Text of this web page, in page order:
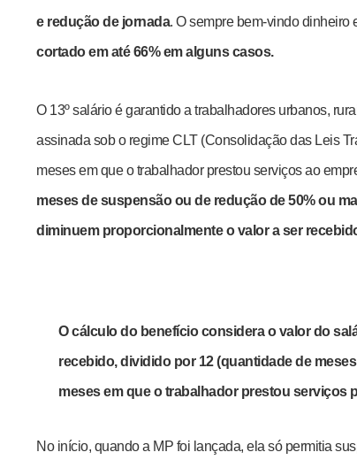
e redução de jornada. O sempre bem-vindo dinheiro
cortado em até 66% em alguns casos.
O 13º salário é garantido a trabalhadores urbanos,
assinada sob o regime CLT (Consolidação das Leis
meses em que o trabalhador prestou serviços ao
meses de suspensão ou de redução de 50% ou
diminuem proporcionalmente o valor a ser
O cálculo do benefício considera o valor do
recebido, dividido por 12 (quantidade de
meses em que o trabalhador prestou serviços
No início, quando a MP foi lançada, ela só permitia